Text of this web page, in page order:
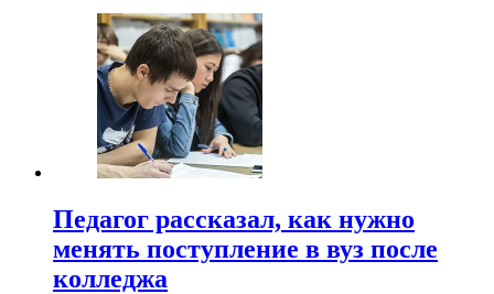
Педагог рассказал, как нужно
менять поступление в вуз после
колледжа